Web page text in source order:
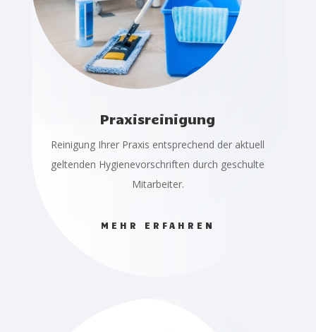
Praxisreinigung
Reinigung Ihrer Praxis entsprechend der aktuell
geltenden Hygienevorschriften durch geschulte
Mitarbeiter.
MEHR ERFAHREN